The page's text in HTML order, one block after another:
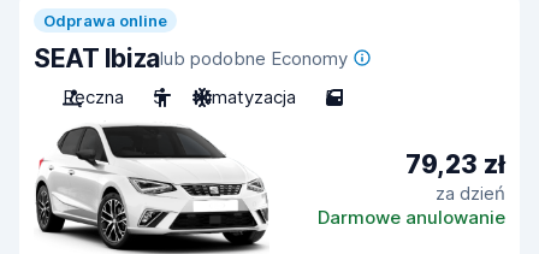
Odprawa online
SEAT Ibizalub podobne Economy
Ręczna
5 Klimatyzacja 5
79,23 zł
za dzień
Darmowe anulowanie